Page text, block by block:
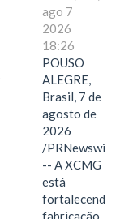
ago 7
2026
18:26
POUSO
ALEGRE,
Brasil, 7 de
agosto de
2026
/PRNewswire/
-- A XCMG
está
fortalecendo a
fabricação